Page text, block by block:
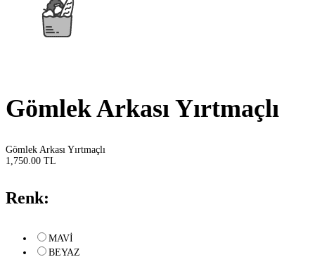
Gömlek Arkası Yırtmaçlı
Gömlek Arkası Yırtmaçlı
1,750.00 TL
Renk:
MAVİ
BEYAZ